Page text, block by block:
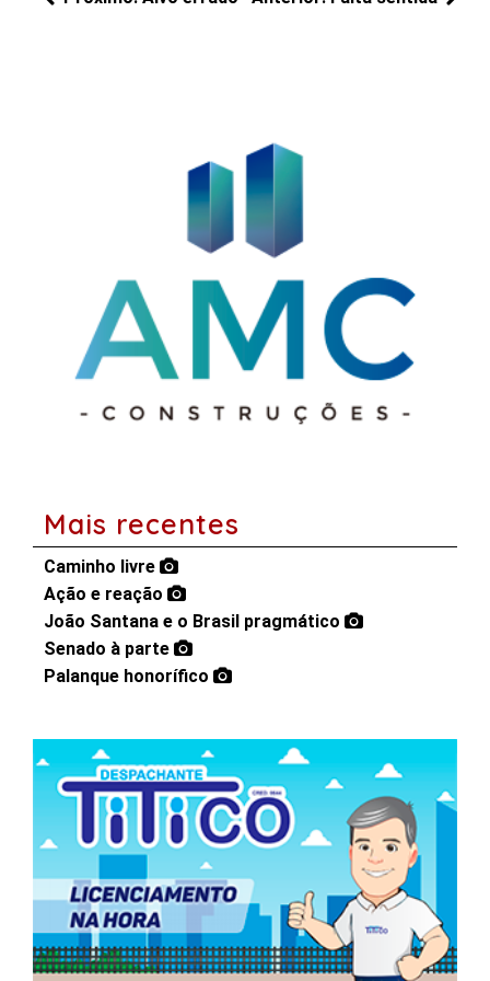
Mais recentes
Caminho livre
Ação e reação
João Santana e o Brasil pragmático
Senado à parte
Palanque honorífico